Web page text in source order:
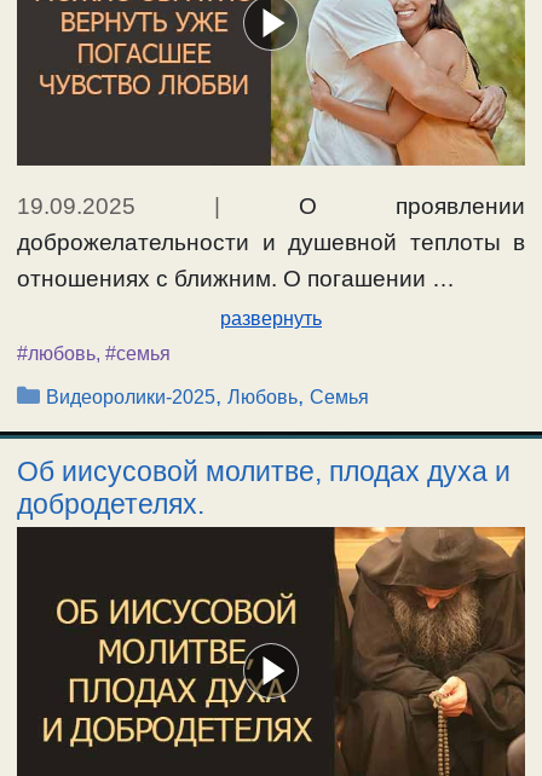
19.09.2025 | О проявлении
доброжелательности и душевной теплоты в
отношениях с ближним. О погашении …
развернуть
#любовь, #семья
Рубрики
Видеоролики-2025,Любовь,Семья
Об иисусовой молитве, плодах духа и
добродетелях.